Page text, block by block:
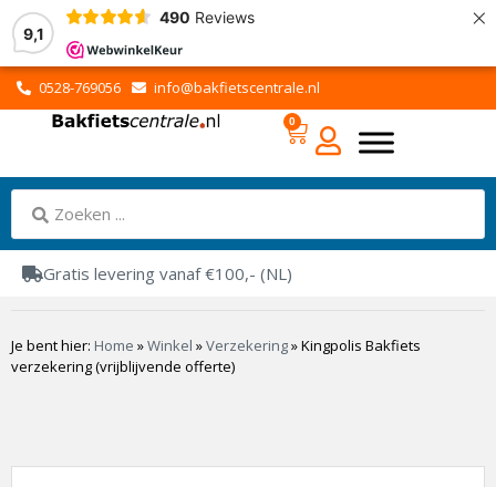
9,1
490 Reviews ×
0528-769056 info@bakfietscentrale.nl
0
Gratis levering vanaf €100,- (NL)
Je bent hier: Home »Winkel »Verzekering»Kingpolis Bakfiets
verzekering (vrijblijvende offerte)